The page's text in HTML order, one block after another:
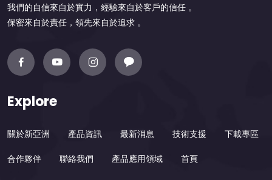
我們的自信來自於實力，經驗來自於客戶的信任 。
保密來自於責任，領先來自於追求 。
Explore
關於新亞洲 產品資訊 最新消息 技術支援 下載專區
合作夥伴 聯絡我們 產品應用領域 首頁